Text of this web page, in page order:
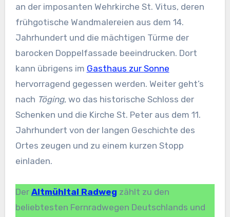
an der imposanten Wehrkirche St. Vitus, deren
frühgotische Wandmalereien aus dem 14.
Jahrhundert und die mächtigen Türme der
barocken Doppelfassade beeindrucken. Dort
kann übrigens im Gasthaus zur Sonne
hervorragend gegessen werden. Weiter geht’s
nach Töging, wo das historische Schloss der
Schenken und die Kirche St. Peter aus dem 11.
Jahrhundert von der langen Geschichte des
Ortes zeugen und zu einem kurzen Stopp
einladen.
Der Altmühltal Radweg zählt zu den
beliebtesten Fernradwegen Deutschlands und